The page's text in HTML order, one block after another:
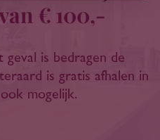
€ 100,-
is bedragen de
is gratis afhalen in
ook mogelijk.